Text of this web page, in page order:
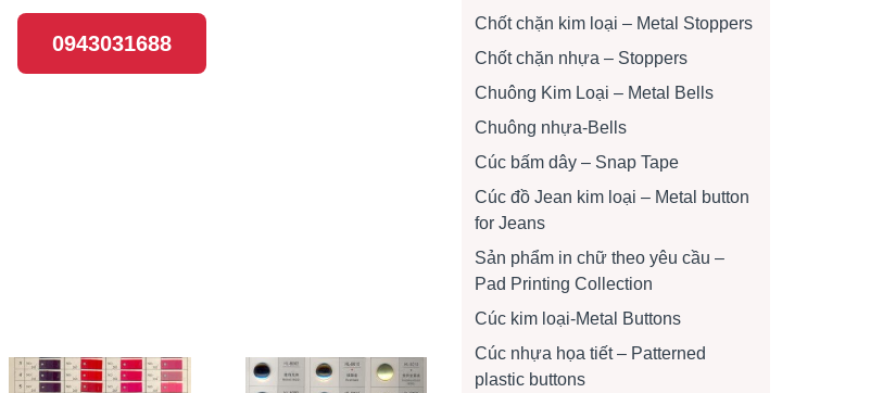
0943031688
Chốt chặn kim loại – Metal Stoppers
Chốt chặn nhựa – Stoppers
Chuông Kim Loại – Metal Bells
Chuông nhựa-Bells
Cúc bấm dây – Snap Tape
Cúc đồ Jean kim loại – Metal button
for Jeans
Sản phẩm in chữ theo yêu cầu –
Pad Printing Collection
Cúc kim loại-Metal Buttons
Cúc nhựa họa tiết – Patterned
plastic buttons